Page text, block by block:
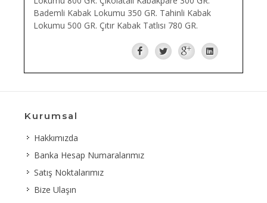
Bademli Kabak Lokumu 350 GR. Tahinli Kabak
Lokumu 500 GR. Çıtır Kabak Tatlısı 780 GR.
Kurumsal
Hakkımızda
Banka Hesap Numaralarımız
Satış Noktalarımız
Bize Ulaşın